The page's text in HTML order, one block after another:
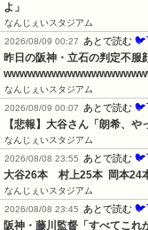
よ」
なんじぇいスタジアム
2026/08/09 00:27
あとで読む
昨日の阪神・立石の判定不
なんじぇいスタジアム
2026/08/09 00:07
あとで読む
【悲報】大谷さん「朗希、
なんじぇいスタジアム
2026/08/08 23:55
あとで読む
大谷26本　村上25本  岡本
なんじぇいスタジアム
2026/08/08 23:45
あとで読む
阪神・藤川監督「すべてこれ